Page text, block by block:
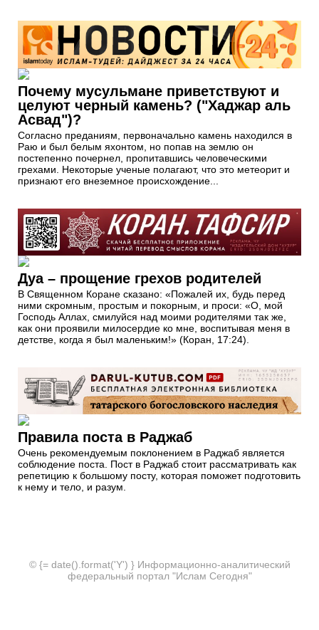
Почему мусульмане приветствуют и
целуют черный камень? ("Хаджар аль
Асвад")?
Согласно преданиям, первоначально камень находился в
Раю и был белым яхонтом, но попав на землю он
постепенно почернел, пропитавшись человеческими
грехами. Некоторые ученые полагают, что это метеорит и
признают его внеземное происхождение...
Дуа – прощение грехов родителей
В Священном Коране сказано: «Пожалей их, будь перед
ними скромным, простым и покорным, и проси: «О, мой
Господь Аллах, смилуйся над моими родителями так же,
как они проявили милосердие ко мне, воспитывая меня в
детстве, когда я был маленьким!» (Коран, 17:24).
Правила поста в Раджаб
Очень рекомендуемым поклонением в Раджаб является
соблюдение поста. Пост в Раджаб стоит рассматривать как
репетицию к большому посту, которая поможет подготовить
к нему и тело, и разум.
© {= date().format('Y') } Информационно-аналитический
федеральный портал "Ислам Сегодня"